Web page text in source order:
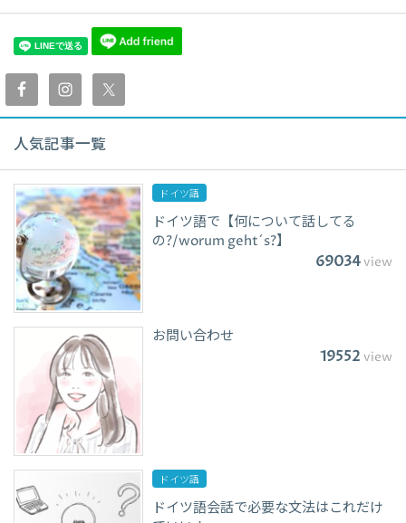
人気記事一覧
ドイツ語
ドイツ語で【何について話してる
の?/worum geht´s?】
69034view
お問い合わせ
19552 view
ドイツ語
ドイツ語会話で必要な文法はこれだけ